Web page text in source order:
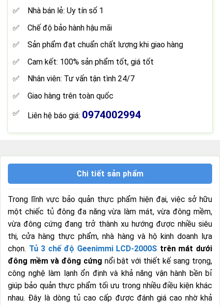
Nhà bán lẻ: Uy tín số 1
Chế độ bảo hành hậu mãi
Sản phẩm đạt chuẩn chất lượng khi giao hàng
Cam kết: 100% sản phẩm tốt, giá tốt
Nhân viên: Tư vấn tận tình 24/7
Giao hàng trên toàn quốc
Liên hệ báo giá: 0974002994
Chi tiết sản phẩm
Trong lĩnh vực bảo quản thực phẩm hiện đại, việc sở hữu
một chiếc tủ đông đa năng vừa làm mát, vừa đông mềm,
vừa đông cứng đang trở thành xu hướng được nhiều siêu
thị, cửa hàng thực phẩm, nhà hàng và hộ kinh doanh lựa
chọn. Tủ 3 chế độ Geenimmi LCD-2000S trên mát dưới
đông mềm và đông cứng nổi bật với thiết kế sang trọng,
công nghệ làm lạnh ổn định và khả năng vận hành bền bỉ
giúp bảo quản thực phẩm tối ưu trong nhiều điều kiện khác
nhau. Đây là dòng tủ cao cấp được đánh giá cao nhờ khả